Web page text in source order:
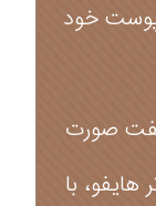
پوست خود
صورت
با